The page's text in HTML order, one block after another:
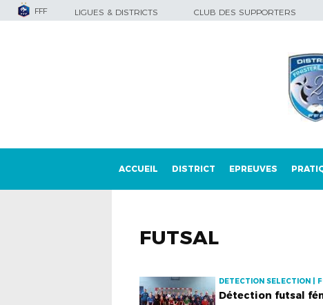
FFF LIGUES & DISTRICTS CLUB DES SUPPORTERS
ACCUEIL DISTRICT EPREUVES
FUTSAL
DETECTION SELECTION |
Détection futsal